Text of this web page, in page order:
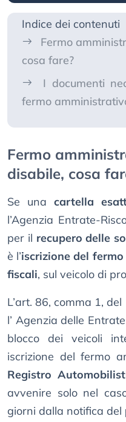
Indice dei contenuti
Fermo
cosa fare?
I documenti
fermo
Fermo
disabile, cosa
Se una cartella
l’Agenzia Entrate-
per il recupero delle
è l’iscrizione del
fiscali, sul veicolo di
L’art. 86, comma 1,
l’ Agenzia delle
blocco dei veicoli
iscrizione del fermo
Registro
avvenire solo nel
giorni dalla notifica del